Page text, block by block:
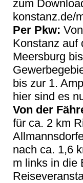
zum
konstanz.de/
Per Pkw:
Konstanz auf
Meersburg
bis zur 1.
hier sind es
Von der
für ca. 2 km
nach ca. 1,6
m links in die